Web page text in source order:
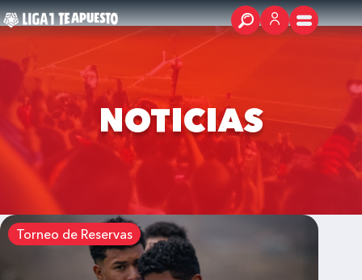
NOTICIAS
Torneo de Reservas